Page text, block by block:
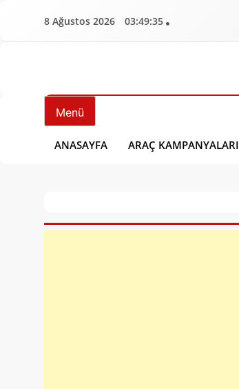
8 Ağustos 2026 03:49:36
Menü
ANASAYFA ARAÇ KAMPANYALARI